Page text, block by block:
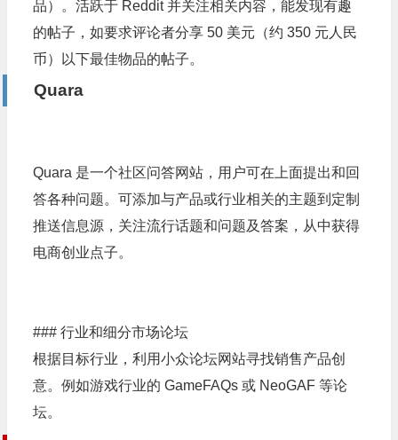
品）。活跃于 Reddit 并关注相关内容，能发现有趣
的帖子，如要求评论者分享 50 美元（约 350 元人民
币）以下最佳物品的帖子。
Quara
Quara 是一个社区问答网站，用户可在上面提出和回
答各种问题。可添加与产品或行业相关的主题到定制
推送信息源，关注流行话题和问题及答案，从中获得
电商创业点子。
### 行业和细分市场论坛
根据目标行业，利用小众论坛网站寻找销售产品创
意。例如游戏行业的 GameFAQs 或 NeoGAF 等论
坛。